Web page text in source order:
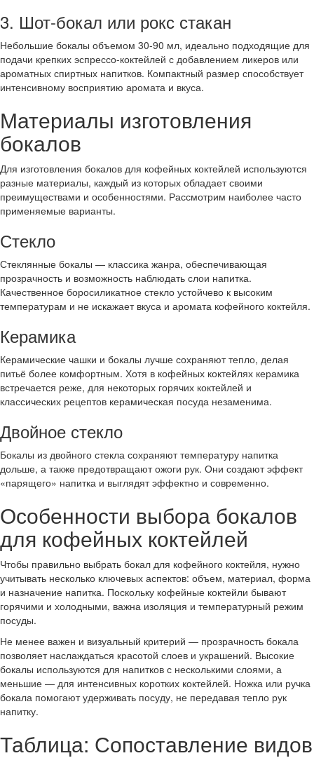
3. Шот-бокал или рокс стакан
Небольшие бокалы объемом 30-90 мл, идеально подходящие для
подачи крепких эспрессо-коктейлей с добавлением ликеров или
ароматных спиртных напитков. Компактный размер способствует
интенсивному восприятию аромата и вкуса.
Материалы изготовления
бокалов
Для изготовления бокалов для кофейных коктейлей используются
разные материалы, каждый из которых обладает своими
преимуществами и особенностями. Рассмотрим наиболее часто
применяемые варианты.
Стекло
Стеклянные бокалы — классика жанра, обеспечивающая
прозрачность и возможность наблюдать слои напитка.
Качественное боросиликатное стекло устойчево к высоким
температурам и не искажает вкуса и аромата кофейного коктейля.
Керамика
Керамические чашки и бокалы лучше сохраняют тепло, делая
питьё более комфортным. Хотя в кофейных коктейлях керамика
встречается реже, для некоторых горячих коктейлей и
классических рецептов керамическая посуда незаменима.
Двойное стекло
Бокалы из двойного стекла сохраняют температуру напитка
дольше, а также предотвращают ожоги рук. Они создают эффект
«парящего» напитка и выглядят эффектно и современно.
Особенности выбора бокалов
для кофейных коктейлей
Чтобы правильно выбрать бокал для кофейного коктейля, нужно
учитывать несколько ключевых аспектов: объем, материал, форма
и назначение напитка. Поскольку кофейные коктейли бывают
горячими и холодными, важна изоляция и температурный режим
посуды.
Не менее важен и визуальный критерий — прозрачность бокала
позволяет наслаждаться красотой слоев и украшений. Высокие
бокалы используются для напитков с несколькими слоями, а
меньшие — для интенсивных коротких коктейлей. Ножка или ручка
бокала помогают удерживать посуду, не передавая тепло рук
напитку.
Таблица: Сопоставление видов